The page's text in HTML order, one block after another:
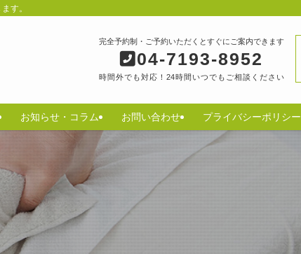
す。
完全予約制・ご予約いただくとすぐにご案内できます
04-7193-8952
時間外でも対応！24時間いつでもご相談ください
お知らせ・コラム お問い合わせ プライバシーポリシー